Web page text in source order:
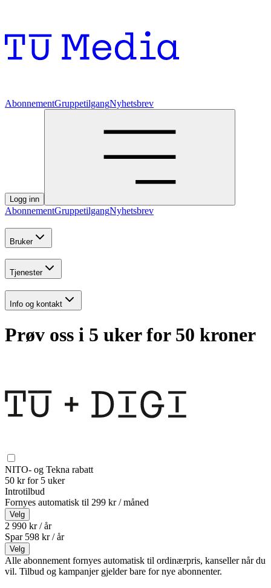
AbonnementGruppetilgangNyhetsbrev
Logg inn
AbonnementGruppetilgangNyhetsbrev
Bruker
Tjenester
Info og kontakt
Prøv oss i 5 uker for 50 kroner
NITO- og Tekna rabatt
50 kr for 5 uker
Introtilbud
Fornyes automatisk til 299 kr / måned
Velg
2 990 kr / år
Spar 598 kr /år
Velg
Alle abonnement fornyes automatisk til ordinærpris, kanseller når du
vil. Tilbud og kampanjer gjelder bare for nye abonnenter.